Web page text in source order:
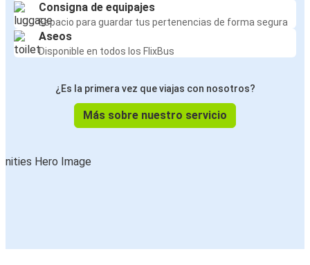
Consigna de equipajes
Espacio para guardar tus pertenencias de forma segura
Aseos
Disponible en todos los FlixBus
¿Es la primera vez que viajas con nosotros?
Más sobre nuestro servicio